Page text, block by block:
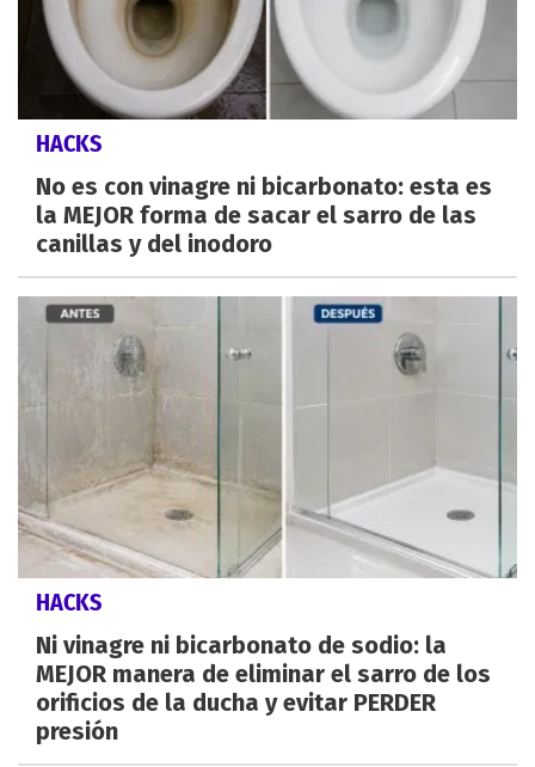
HACKS
No es con vinagre ni bicarbonato: esta es
la MEJOR forma de sacar el sarro de las
canillas y del inodoro
HACKS
Ni vinagre ni bicarbonato de sodio: la
MEJOR manera de eliminar el sarro de los
orificios de la ducha y evitar PERDER
presión